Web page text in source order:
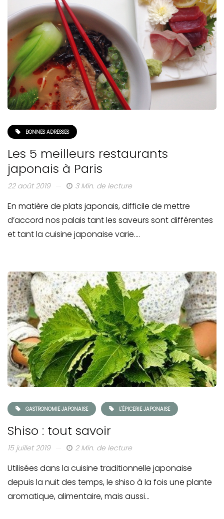
BONNES ADRESSES
Les 5 meilleurs restaurants
japonais à Paris
22 août 2019 3 Min. de lecture
En matière de plats japonais, difficile de mettre
d’accord nos palais tant les saveurs sont différentes
et tant la cuisine japonaise varie….
GASTRONOMIE JAPONAISE L'ÉPICERIE JAPONAISE
Shiso : tout savoir
15 juillet 2019 2 Min. de lecture
Utilisées dans la cuisine traditionnelle japonaise
depuis la nuit des temps, le shiso à la fois une plante
aromatique, alimentaire, mais aussi…